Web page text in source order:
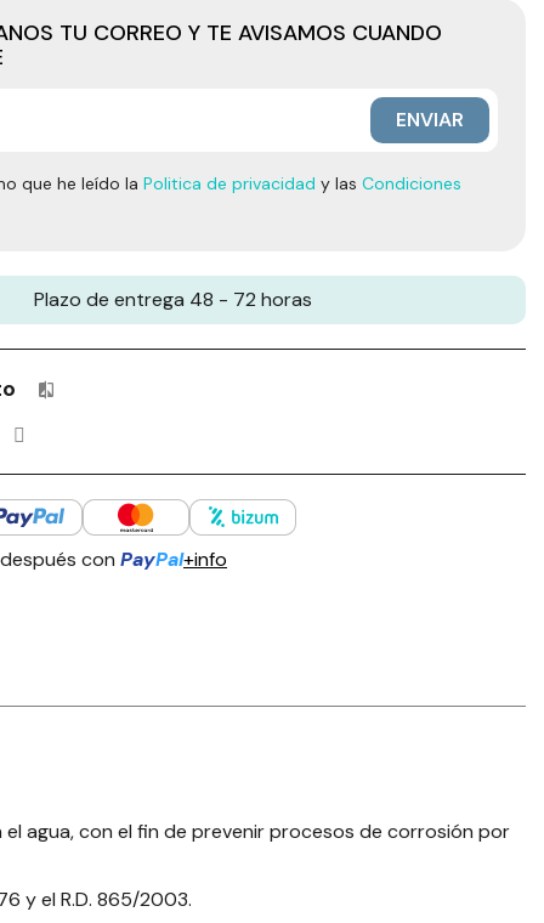
TU CORREO Y TE AVISAMOS CUANDO
ENVIAR
que he leído la Politica de privacidad y las Condiciones
Plazo de entrega 48 - 72 horas
Productos incluidos en tu lista de comparación: 0 / 4
con PayPal+info
agua, con el fin de prevenir procesos de corrosión por
y el R.D. 865/2003.